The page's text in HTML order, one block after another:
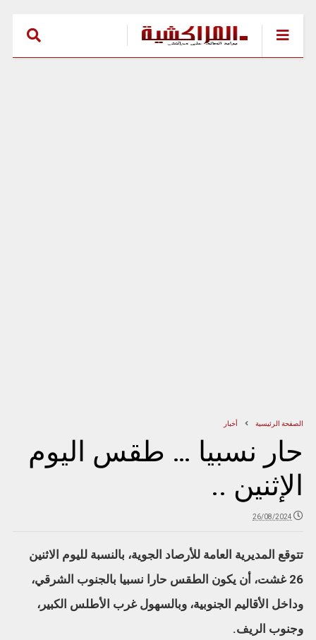
الصفحة الرئيسية أخبار
حار نسبيا … طقس اليوم
الإثنين ..
26/08/2024
تتوقع المديرية العامة للأرصاد الجوية، بالنسبة لليوم الاثنين
26 غشت، أن يكون الطقس حارا نسبيا بالجنوب الشرقي،
وداخل الأقاليم الجنوبية، وبالسهول غرب الأطلس الكبير،
وجنوب الريف.